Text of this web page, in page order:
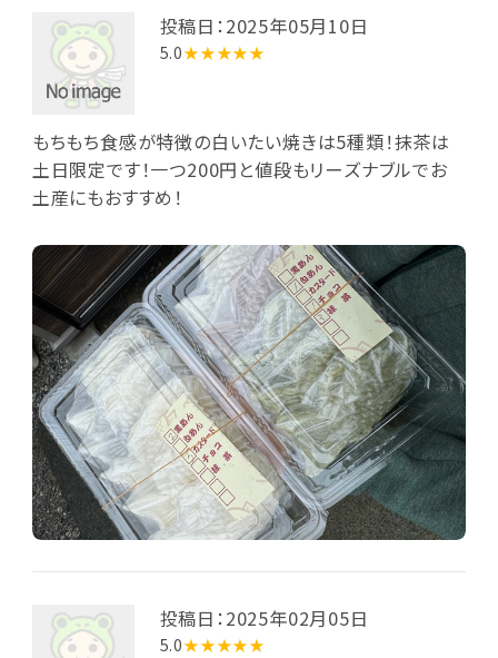
投稿日：2025年05月10日
5.0★★★★★
もちもち食感が特徴の白いたい焼きは5種類！抹茶は
土日限定です！一つ200円と値段もリーズナブルでお
土産にもおすすめ！
投稿日：2025年02月05日
5.0★★★★★